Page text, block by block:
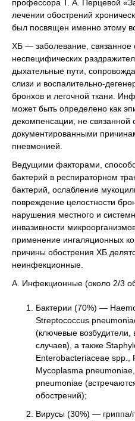
профессора Т. А. Перцевой
лечении обострений
был посвящен именно этому
ХБ — заболевание, связанное
неспецифических
дыхательные пути,
слизи и воспалительно-
бронхов и легочной ткани.
может быть определено как
декомпенсации, не связанной
документированными
пневмонией.
Ведущими факторами,
бактерий в респираторном
бактерий, ослабление
повреждение целостности
нарушения местного и
инвазивности
применение ингаляционных
причины обострения ХБ
неинфекционные.
А. Инфекционные (около 2/3
Бактерии (70%) —
Streptococcus
(ключевые
случаев), а также
Enterobacteriaceae spp.,
Mycoplasma
pneumoniae
обострений);
Вирусы (30%) — гриппа/